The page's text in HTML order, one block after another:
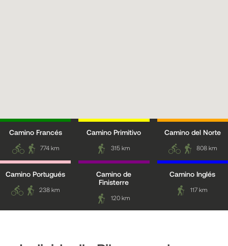
Camino Francés
774 km
Camino Primitivo
315 km
Camino del Norte
808 km
Camino Portugués
238 km
Camino de
Finisterre
120 km
Camino Inglés
117 km